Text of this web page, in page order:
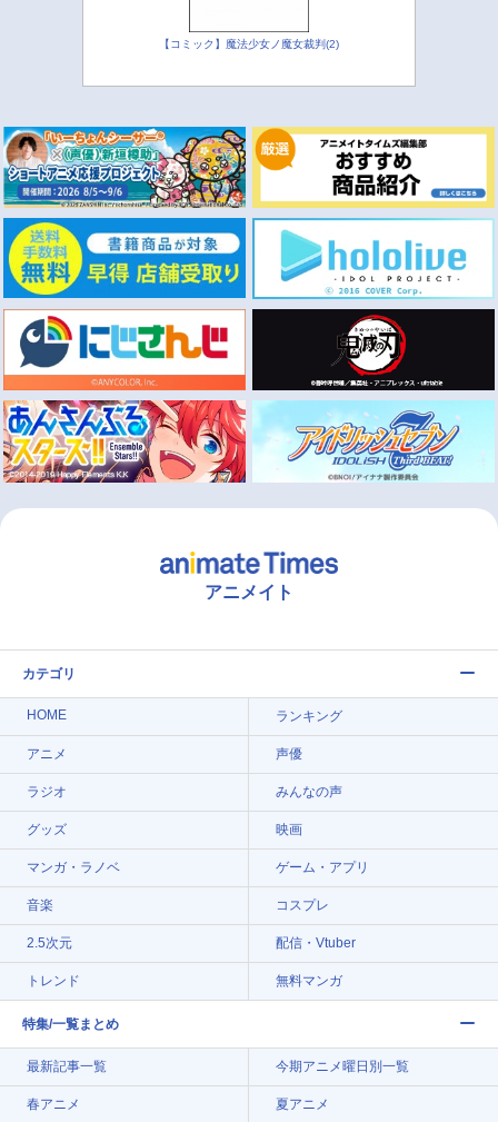
【コミック】魔法少女ノ魔女裁判(2)
アニメイト
カテゴリ
HOME ランキング
アニメ 声優
ラジオ みんなの声
グッズ 映画
マンガ・ラノベ ゲーム・アプリ
音楽 コスプレ
2.5次元 配信・Vtuber
トレンド 無料マンガ
特集/一覧まとめ
最新記事一覧 今期アニメ曜日別一覧
春アニメ 夏アニメ